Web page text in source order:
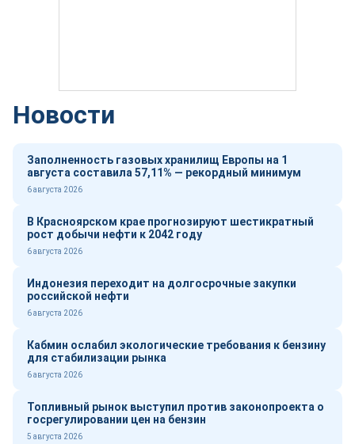
Новости
Заполненность газовых хранилищ Европы на 1
августа составила 57,11% — рекордный минимум
6 августа 2026
В Красноярском крае прогнозируют шестикратный
рост добычи нефти к 2042 году
6 августа 2026
Индонезия переходит на долгосрочные закупки
российской нефти
6 августа 2026
Кабмин ослабил экологические требования к бензину
для стабилизации рынка
6 августа 2026
Топливный рынок выступил против законопроекта о
госрегулировании цен на бензин
5 августа 2026